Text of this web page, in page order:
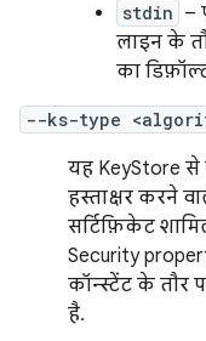
stdin –
लाइन के
का
--ks-type
यह KeyStore से
हस्ताक्षर करने
सर्टिफ़िकेट
Security
कॉन्स्टेंट के तौर
है.